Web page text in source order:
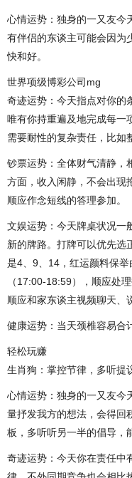
心情运势：独身的一又友今
有伴侣的东谈主可能会因为
快和好。
世界项级博彩公司mg
奇迹运势：今天指点对你的
唯有你持重遍及地完成每一
需要耐性的复杂责任，比如
钞票运势：全体财气清静，
方面，收入闲静，不会出现
顺应作念短线的答理参加。
文娱运势：今天牌桌状况一
新的牌路。打牌可以优先选
是4、9、14，红运颜料保
（17:00-18:59），顺应处
顺应和家东谈主视频聊天、
健康运势：当天颈椎容易合
轻松玩赚
生肖狗：掌控节律，多听提
心情运势：独身的一又友今
量抒发我方的想法，会得回
板，多听听另一半的倡导，
奇迹运势：今天你在责任中